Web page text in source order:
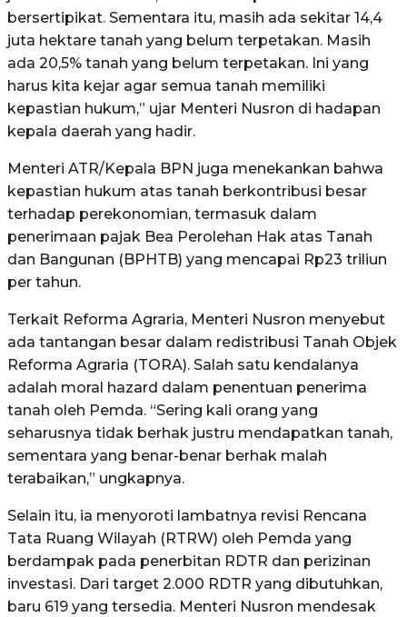
bersertipikat. Sementara itu, masih ada sekitar 14,4
juta hektare tanah yang belum terpetakan. Masih
ada 20,5% tanah yang belum terpetakan. Ini yang
harus kita kejar agar semua tanah memiliki
kepastian hukum,” ujar Menteri Nusron di hadapan
kepala daerah yang hadir.
Menteri ATR/Kepala BPN juga menekankan bahwa
kepastian hukum atas tanah berkontribusi besar
terhadap perekonomian, termasuk dalam
penerimaan pajak Bea Perolehan Hak atas Tanah
dan Bangunan (BPHTB) yang mencapai Rp23 triliun
per tahun.
Terkait Reforma Agraria, Menteri Nusron menyebut
ada tantangan besar dalam redistribusi Tanah Objek
Reforma Agraria (TORA). Salah satu kendalanya
adalah moral hazard dalam penentuan penerima
tanah oleh Pemda. “Sering kali orang yang
seharusnya tidak berhak justru mendapatkan tanah,
sementara yang benar-benar berhak malah
terabaikan,” ungkapnya.
Selain itu, ia menyoroti lambatnya revisi Rencana
Tata Ruang Wilayah (RTRW) oleh Pemda yang
berdampak pada penerbitan RDTR dan perizinan
investasi. Dari target 2.000 RDTR yang dibutuhkan,
baru 619 yang tersedia. Menteri Nusron mendesak